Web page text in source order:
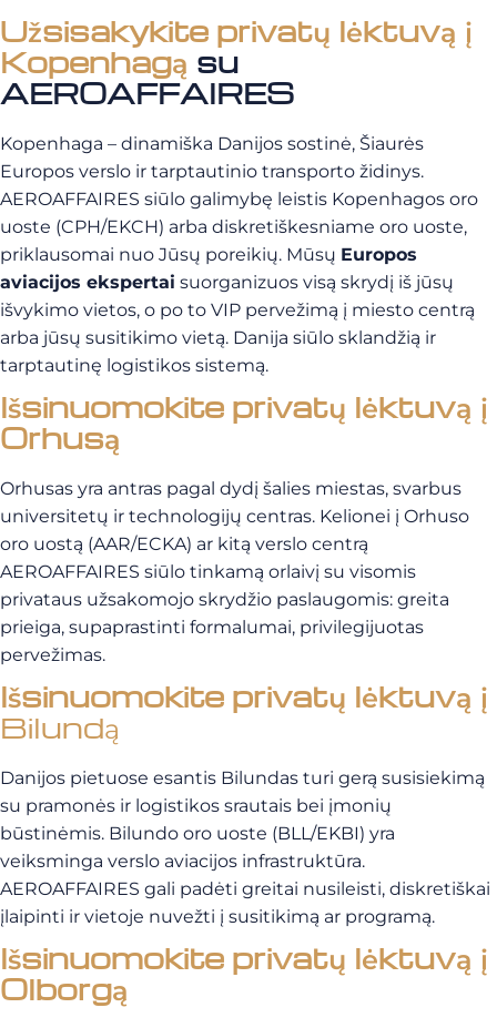
Užsisakykite privatų lėktuvą į
Kopenhagą su
AEROAFFAIRES
Kopenhaga – dinamiška Danijos sostinė, Šiaurės
Europos verslo ir tarptautinio transporto židinys.
AEROAFFAIRES siūlo galimybę leistis Kopenhagos oro
uoste (CPH/EKCH) arba diskretiškesniame oro uoste,
priklausomai nuo Jūsų poreikių. Mūsų Europos
aviacijos ekspertai suorganizuos visą skrydį iš jūsų
išvykimo vietos, o po to VIP pervežimą į miesto centrą
arba jūsų susitikimo vietą. Danija siūlo sklandžią ir
tarptautinę logistikos sistemą.
Išsinuomokite privatų lėktuvą į
Orhusą
Orhusas yra antras pagal dydį šalies miestas, svarbus
universitetų ir technologijų centras. Kelionei į Orhuso
oro uostą (AAR/ECKA) ar kitą verslo centrą
AEROAFFAIRES siūlo tinkamą orlaivį su visomis
privataus užsakomojo skrydžio paslaugomis: greita
prieiga, supaprastinti formalumai, privilegijuotas
pervežimas.
Išsinuomokite privatų lėktuvą į
Bilundą
Danijos pietuose esantis Bilundas turi gerą susisiekimą
su pramonės ir logistikos srautais bei įmonių
būstinėmis. Bilundo oro uoste (BLL/EKBI) yra
veiksminga verslo aviacijos infrastruktūra.
AEROAFFAIRES gali padėti greitai nusileisti, diskretiškai
įlaipinti ir vietoje nuvežti į susitikimą ar programą.
Išsinuomokite privatų lėktuvą į
Olborgą